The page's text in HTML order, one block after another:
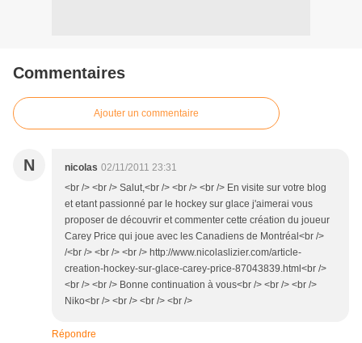
Commentaires
Ajouter un commentaire
N nicolas 02/11/2011 23:31
<br /> <br /> Salut,<br /> <br /> <br /> En visite sur votre blog
et etant passionné par le hockey sur glace j'aimerai vous
proposer de découvrir et commenter cette création du joueur
Carey Price qui joue avec les Canadiens de Montréal<br />
/<br /> <br /> <br /> http://www.nicolaslizier.com/article-
creation-hockey-sur-glace-carey-price-87043839.html<br />
<br /> <br /> Bonne continuation à vous<br /> <br /> <br />
Niko<br /> <br /> <br /> <br />
Répondre